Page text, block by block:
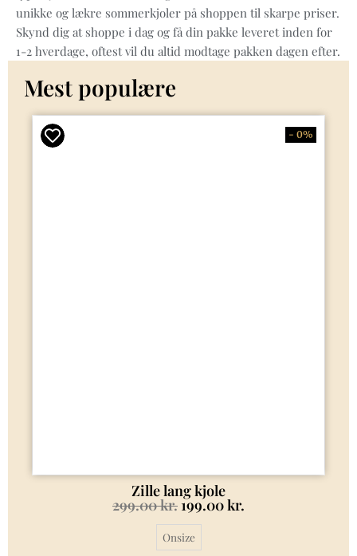
unikke og lækre sommerkjoler på shoppen til skarpe priser.
Skynd dig at shoppe i dag og få din pakke leveret inden for
1-2 hverdage, oftest vil du altid modtage pakken dagen efter.
Mest populære
- 0%
Zille lang kjole
299.00kr. 199.00kr.
Onsize